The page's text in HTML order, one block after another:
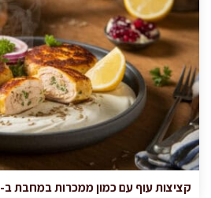
קציצות עוף עם כמון ממכרות במחבת ב-25 דקות